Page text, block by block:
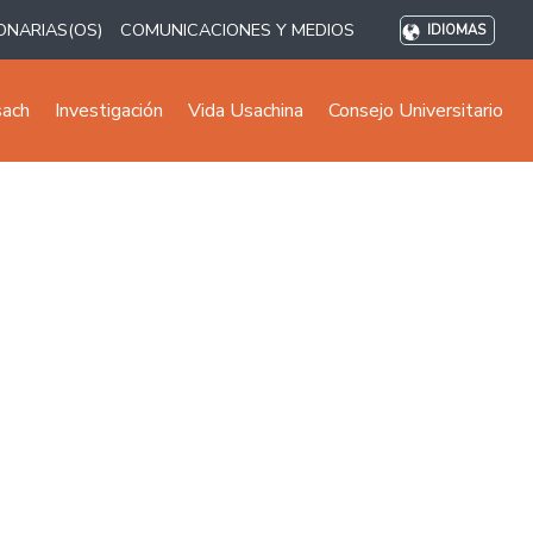
COMUNICACIONES Y MEDIOS IDIOMAS
Investigación Vida Usachina Consejo Universitario